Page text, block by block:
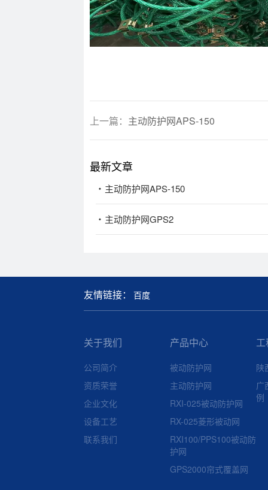
上一篇： 主动防护网APS-150
最新文章
主动防护网APS-150
主动防护网GPS2
友情链接： 百度
关于我们
公司简介
资质荣誉
企业文化
设备工艺
联系我们
产品中心
被动防护网
主动防护网
RXI-025被动防护网
RX-025菱形被动网
RXI100/PPS100被动防
护网
GPS2000帘式覆盖网
陕
广
例